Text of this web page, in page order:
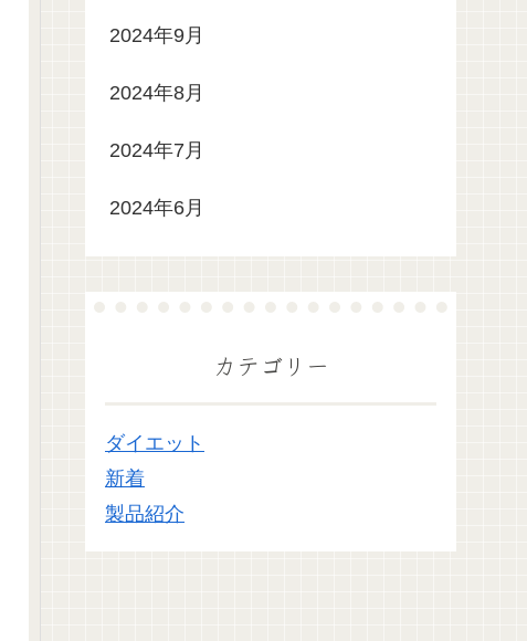
2024年9月
2024年8月
2024年7月
2024年6月
カテゴリー
ダイエット
新着
製品紹介